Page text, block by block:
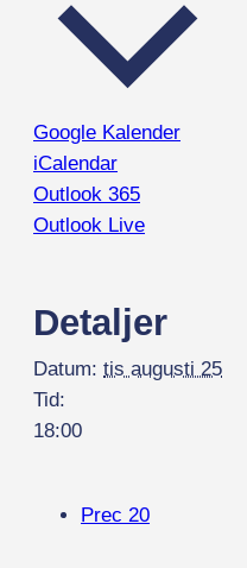
Google Kalender
iCalendar
Outlook 365
Outlook Live
Detaljer
Datum: tis augusti 25
Tid:
18:00
Prec 20